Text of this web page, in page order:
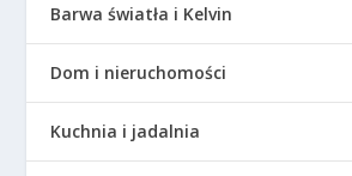
Barwa światła i Kelvin
Dom i nieruchomości
Kuchnia i jadalnia